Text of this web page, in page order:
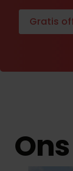
Gratis